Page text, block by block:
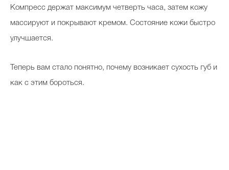
Компресс держат максимум четверть часа, затем кожу
массируют и покрывают кремом. Состояние кожи быстро
улучшается.
Теперь вам стало понятно, почему возникает сухость губ и
как с этим бороться.